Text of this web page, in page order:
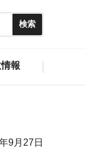
報
9月27日